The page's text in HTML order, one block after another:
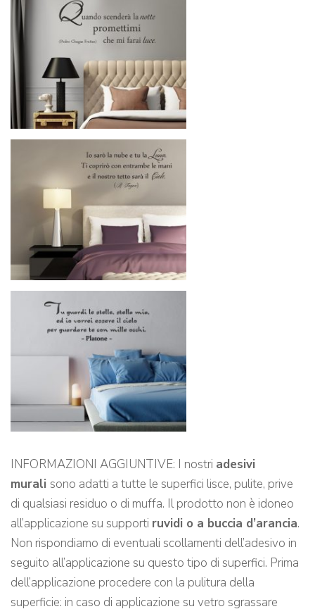
INFORMAZIONI AGGIUNTIVE: I nostri adesivi
murali sono adatti a tutte le superfici lisce, pulite, prive
di qualsiasi residuo o di muffa. Il prodotto non è idoneo
all’applicazione su supporti ruvidi o a buccia d’arancia.
Non rispondiamo di eventuali scollamenti dell’adesivo in
seguito all’applicazione su questo tipo di superfici. Prima
dell’applicazione procedere con la pulitura della
superficie: in caso di applicazione su vetro sgrassare